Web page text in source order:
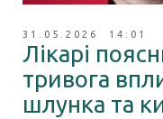
31.05.2026 14:01
Лікарі
тривога
шлунка та